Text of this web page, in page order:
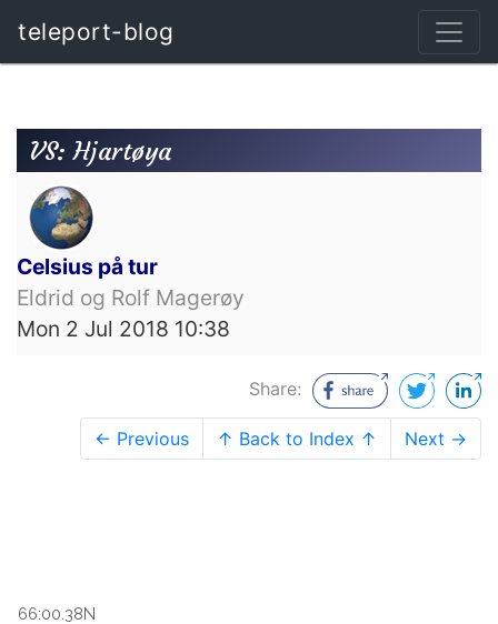
teleport-blog
VS: Hjartøya
Celsius på tur
Eldrid og Rolf Magerøy
Mon 2 Jul 2018 10:38
Share:
← Previous ↑ Back to Index ↑ Next →
66:00.38N